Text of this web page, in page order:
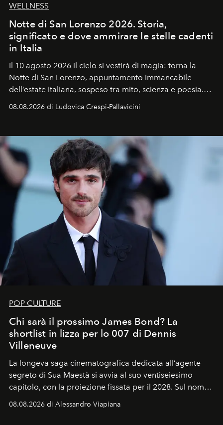
WELLNESS
Notte di San Lorenzo 2026. Storia,
significato e dove ammirare le stelle cadenti
in Italia
Il 10 agosto 2026 il cielo si vestirà di magia: torna la
Notte di San Lorenzo, appuntamento immancabile
dell’estate italiana, sospeso tra mito, scienza e poesia.
celeste per seguire il passaggio delle
all’universo i desideri più segreti
08.08.2026 di Ludovica Crespi-Pallavicini
POP CULTURE
Chi sarà il prossimo James Bond? La
shortlist in lizza per lo 007 di Dennis
Villeneuve
La longeva saga cinematografica dedicata all’agente
segreto di Sua Maestà si avvia al suo ventiseiesimo
capitolo, con la proiezione fissata per il 2028. Sul nome
Craig, però, regna ancora il più assoluto riserbo.
08.08.2026 di Alessandro Viapiana